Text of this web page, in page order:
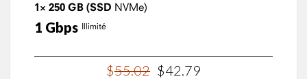
1× 250 GB (SSD NVMe)
1 Gbps Illimité
$55.02 $42 79